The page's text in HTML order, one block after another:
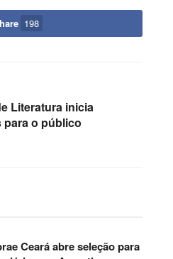
198
Literatura inicia
o público
Ceará abre seleção para